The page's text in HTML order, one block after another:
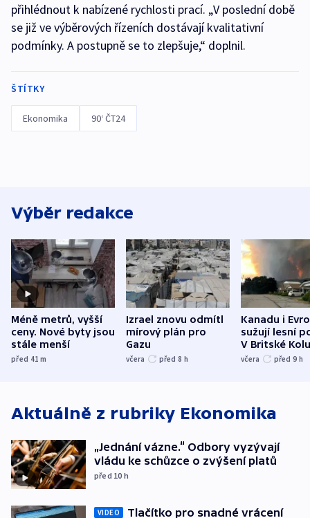
přihlédnout k nabízené rychlosti prací. „V poslední době
se již ve výběrových řízeních dostávají kvalitativní
podmínky. A postupně se to zlepšuje,“ doplnil.
ŠTÍTKY
Ekonomika 90‘ ČT24
Výběr redakce
Méně metrů, vyšší
ceny. Nové byty jsou
stále menší
před 41m
Izrael znovu odmítl
mírový plán pro
Gazu
včera před 8 h
Kanadu i
sužují lesní
V Britské
evakuovali
včera před 9 h
Aktuálně z rubriky Ekonomika
„Jednání vázne.“ Odbory vyzývají
vládu ke schůzce o zvýšení platů
před 10 h
VIDEO
Tlačítko pro snadné vrácení